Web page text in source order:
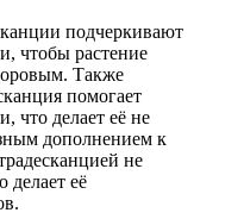
подчеркивают
чтобы растение
Также
помогает
что делает её не
дополнением к
не
делает её